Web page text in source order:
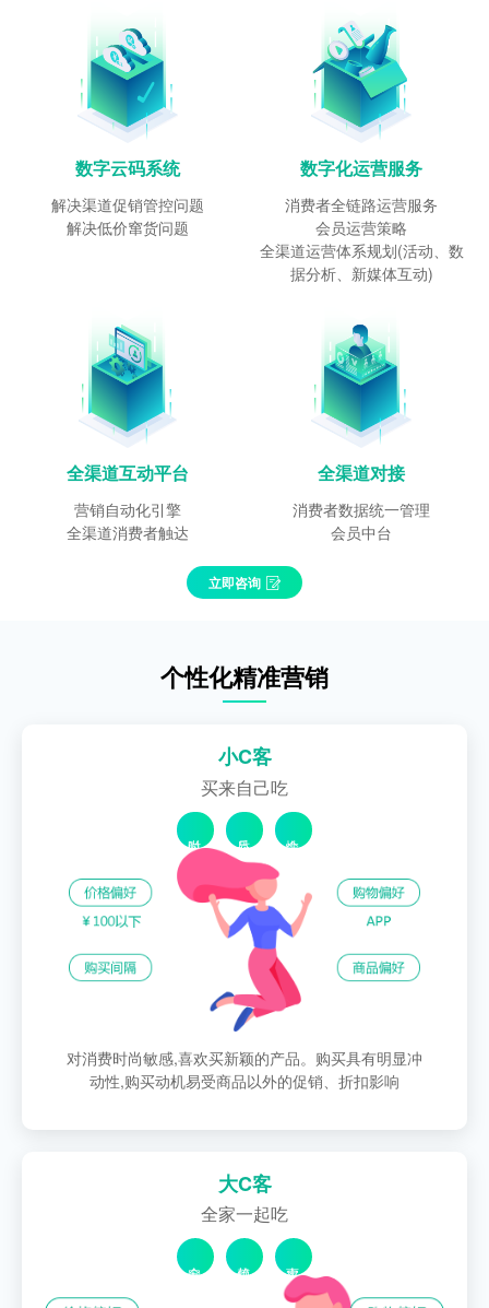
数字云码系统
解决渠道促销管控问题
解决低价窜货问题
数字化运营服务
消费者全链路运营服务
会员运营策略
全渠道运营体系规划(活动、数
据分析、新媒体互动)
全渠道互动平台
营销自动化引擎
全渠道消费者触达
全渠道对接
消费者数据统一管理
会员中台
立即咨询
个性化精准营销
小C客
买来自己吃
对消费时尚敏感,喜欢买新颖的产品。购买具有明显冲
动性,购买动机易受商品以外的促销、折扣影响
大C客
全家一起吃